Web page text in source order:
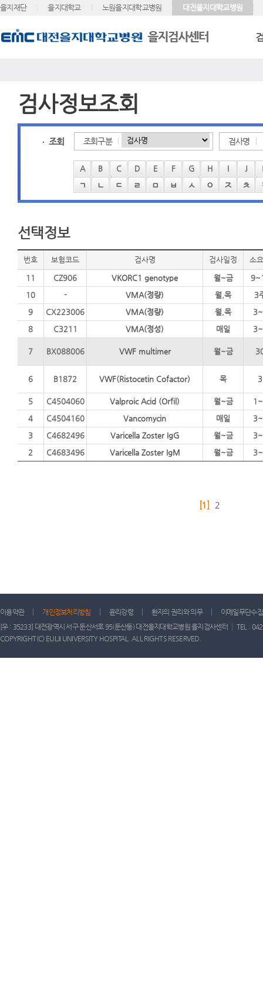
을지재단 을지대학교 노원을지대학교병원 대전을지대학교병원
검사정보조회
조회 조회구분 검사명
A B C D E F G H I J
ㄱ ㄴ ㄷ ㄹ ㅁ ㅂ ㅅ ㅇ ㅈ ㅊ
선택정보
번호 보험코드 검사명 검사일정 소
11 CZ906 VKORC1 genotype 월~금
10
- VMA(정량) 월,목
3
9
CX223006 VMA(정량) 월,목
8
C3211 VMA(정성) 매일
7 BX088006 VWF multimer 월~금
6 B1872 VWF(Ristocetin Cofactor) 목 3
5 C4504060 Valproic Acid (Orfil) 월~금
4
C4504160 Vancomycin 매일
3
C4682496 Varicella Zoster IgG 월~금
2
C4683496 Varicella Zoster IgM 월~금
[1] 2
이용약관 개인정보처리방침 윤리강령 환자의 권리와 의무
이메일무단수
[우 : 35233] 대전광역시 서구 둔산서로 95(둔산동) 대전을지대학교병원 을지검사센터 │ TEL :
COPYRIGHT(C) EULJI UNIVERSITY HOSPITAL. ALL RIGHTS RESERVED.